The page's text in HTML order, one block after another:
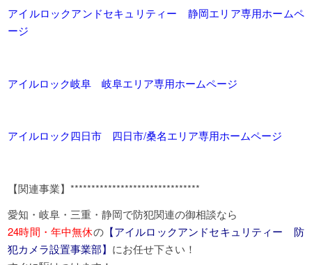
アイルロックアンドセキュリティー 静岡エリア専用ホームペ
ージ
アイルロック岐阜 岐阜エリア専用ホームページ
アイルロック四日市 四日市/桑名エリア専用ホームページ
【関連事業】*******************************
愛知・岐阜・三重・静岡で防犯関連の御相談なら
24時間・年中無休の【アイルロックアンドセキュリティー 防
犯カメラ設置事業部】 にお任せ下さい！